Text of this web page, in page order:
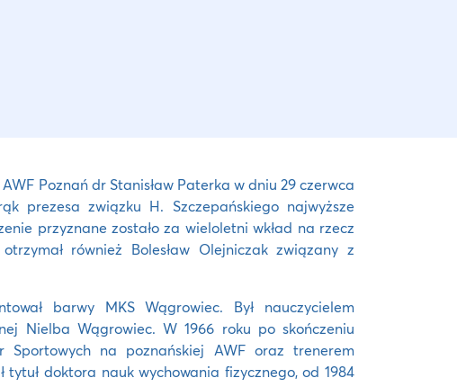
Poznań dr Stanisław Paterka w dniu 29 czerwca
prezesa związku H. Szczepańskiego najwyższe
przyznane zostało za wieloletni wkład na rzecz
również Bolesław Olejniczak związany z
barwy MKS Wągrowiec. Był nauczycielem
Nielba Wągrowiec. W 1966 roku po skończeniu
Sportowych na poznańskiej AWF oraz trenerem
tytuł doktora nauk wychowania fizycznego, od 1984